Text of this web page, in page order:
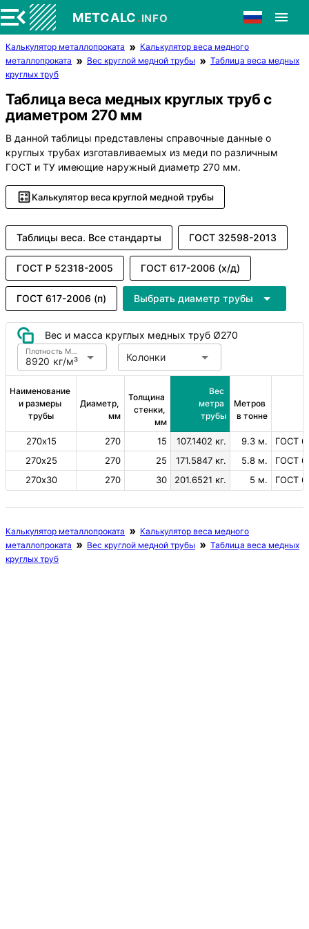
METCALC.INFO
Калькулятор металлопроката
Калькулятор веса медного
металлопроката
Вес круглой медной трубы
Таблица веса медных
круглых труб
Таблица веса медных круглых труб с
диаметром 270 мм
В данной таблицы представлены справочные данные о
круглых трубах изготавливаемых из меди по различным
ГОСТ и ТУ имеющие наружный диаметр 270 мм.
Калькулятор веса круглой медной трубы
Таблицы веса. Все стандарты ГОСТ 32598-2013
ГОСТ Р 52318-2005 ГОСТ 617-2006 (х/д)
ГОСТ 617-2006 (п) Выбрать диаметр трубы
Вес и масса круглых медных труб Ø270
8920 кг/м³
Плотность Медь Колонки
Наименование
и размеры
трубы
Диаметр,
мм
Толщина
стенки,
мм
Вес
метра
трубы
Метров
в тонне
270х15 270 15 107.1402 кг. 9.3 м.
ГОСТ
270х25
270 25 171.5847 кг. 5.8 м.
ГОСТ
270х30
270 30 201.6521 кг. 5 м. ГОСТ
Калькулятор металлопроката
Калькулятор веса медного
металлопроката
Вес круглой медной трубы
Таблица веса медных
круглых труб